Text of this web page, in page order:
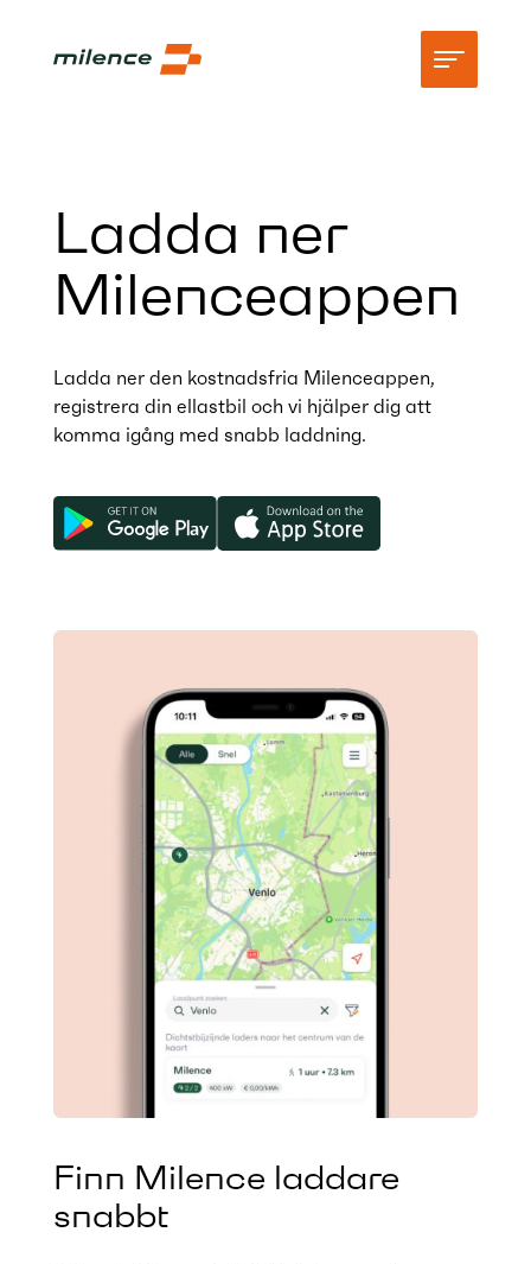
Natverk
Börja ladda
Företag
Ladda ner
Milenceappen
Ladda ner den kostnadsfria Milenceappen,
registrera din ellastbil och vi hjälper dig att
komma igång med snabb laddning.
Finn Milence laddare
snabbt